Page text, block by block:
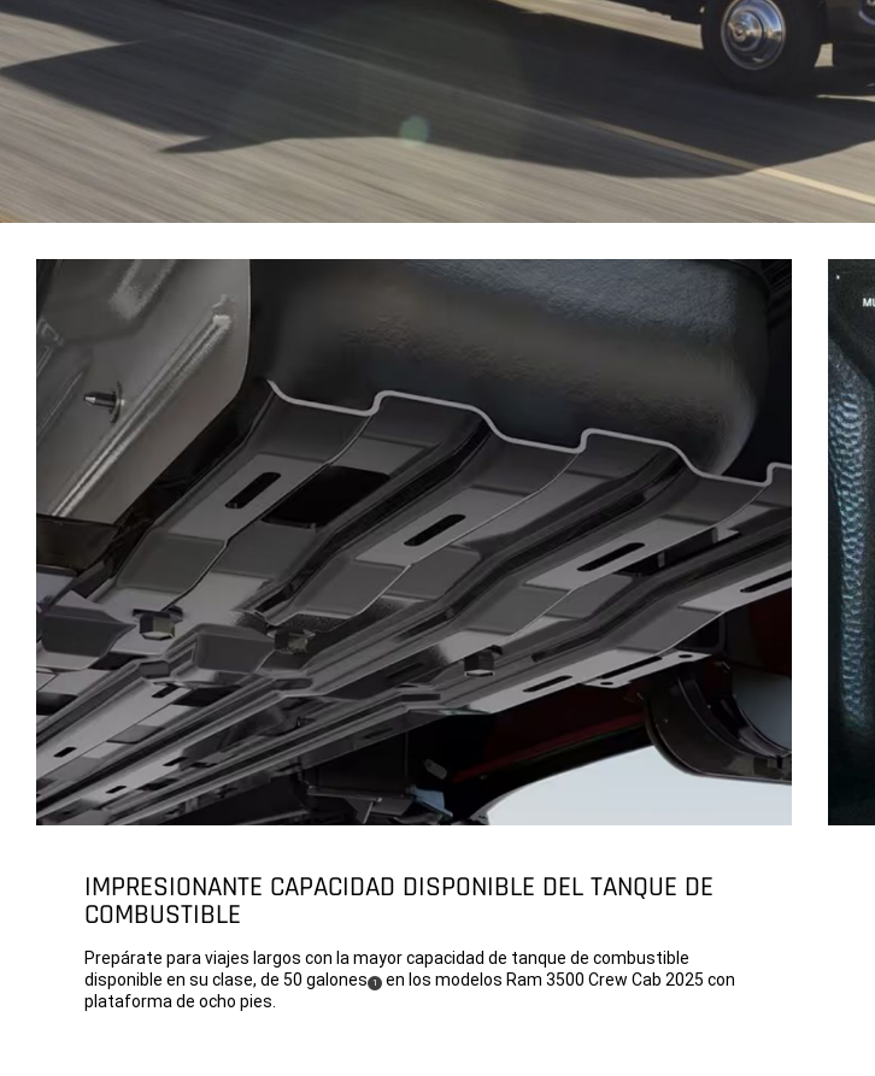
IMPRESIONANTE CAPACIDAD DISPONIBLE DEL TANQUE DE
COMBUSTIBLE
Prepárate para viajes largos con la mayor capacidad de tanque de combustible
disponible en su clase, de 50 galones (
Disclosure
1 )
en los modelos Ram 3500 Crew Cab 2025 con
plataforma de ocho pies.